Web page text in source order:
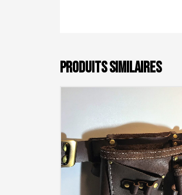
PRODUITS SIMILAIRES